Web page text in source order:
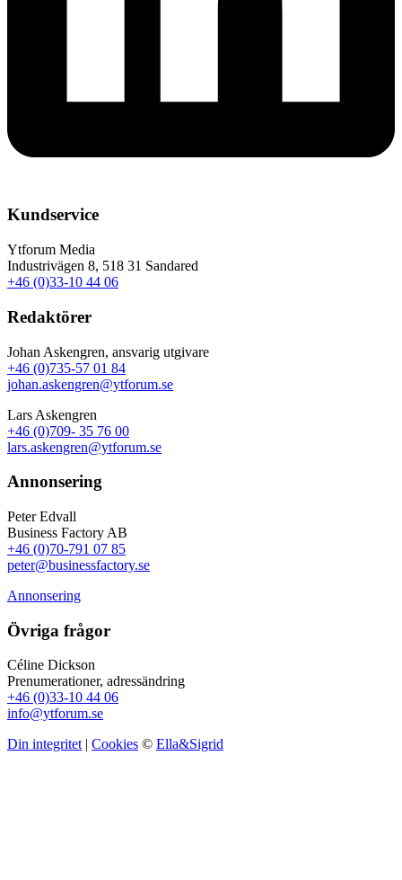
Kundservice
Ytforum Media
Industrivägen 8, 518 31 Sandared
+46 (0)33-10 44 06
Redaktörer
Johan Askengren, ansvarig utgivare
+46 (0)735-57 01 84
johan.askengren@ytforum.se
Lars Askengren
+46 (0)709- 35 76 00
lars.askengren@ytforum.se
Annonsering
Peter Edvall
Business Factory AB
+46 (0)70-791 07 85
peter@businessfactory.se
Annonsering
Övriga frågor
Céline Dickson
Prenumerationer, adressändring
+46 (0)33-10 44 06
info@ytforum.se
Din integritet | Cookies © Ella&Sigrid